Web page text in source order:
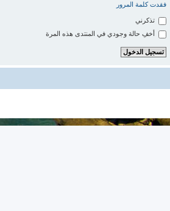
فقدت كلمة المرور
تذكرني
أخفِ حالة وجودي في المنتدى هذه المرة